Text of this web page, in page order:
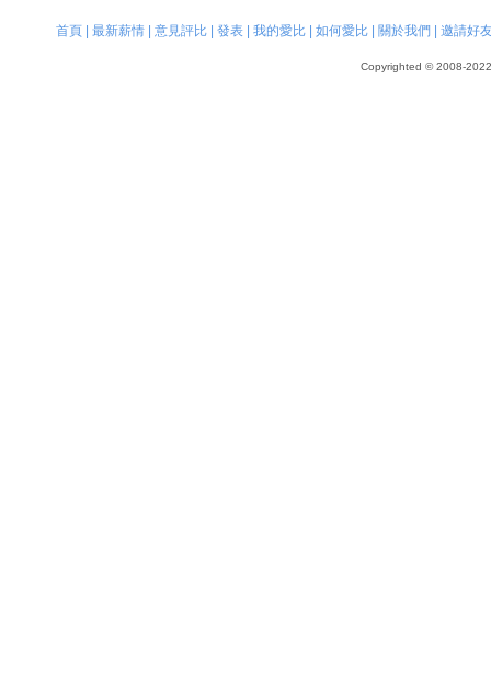
首頁| 最新薪情| 意見評比| 發表| 我的愛比| 如何愛比| 關於我們 邀請好
Copyrighted © 2008-